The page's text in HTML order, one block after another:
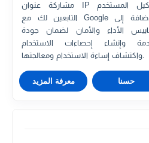
مشاركة عنوان IP ووكيل المستخدم
التابعين لك مع Google بالإضافة إلى
الأداء والأمان لضمان جودة
وإنشاء إحصاءات الاستخدام
واكتشاف إساءة الاستخدام ومعالجتها.
معرفة المزيد حسنا